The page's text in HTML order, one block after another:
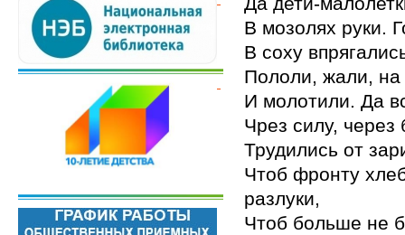
В мозолях руки.
В соху
Пололи, жали, на
И молотили. Да
Чрез силу, через
Трудились от
Чтоб фронту
разлуки,
Чтоб больше не